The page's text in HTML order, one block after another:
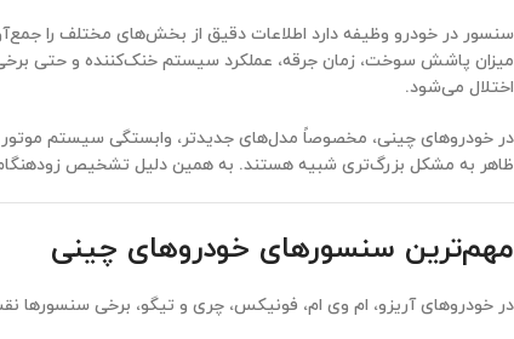
میزان پاشش سوخت، زمان جرقه، عملکرد سیستم خنک‌کننده و حتی
اختلال می‌شود.
در خودروهای چینی، مخصوصاً مدل‌های جدیدتر، وابستگی سیستم
ظاهر به مشکل بزرگ‌تری شبیه هستند. به همین دلیل تشخیص
مهم‌ترین سنسورهای خودروهای چینی
در خودروهای آریزو، ام وی ام، فونیکس، چری و تیگو، برخی سنسورها